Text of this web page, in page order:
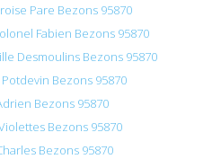
Pare Bezons 95870
Fabien Bezons 95870
Desmoulins Bezons 95870
Bezons 95870
Bezons 95870
Bezons 95870
Bezons 95870